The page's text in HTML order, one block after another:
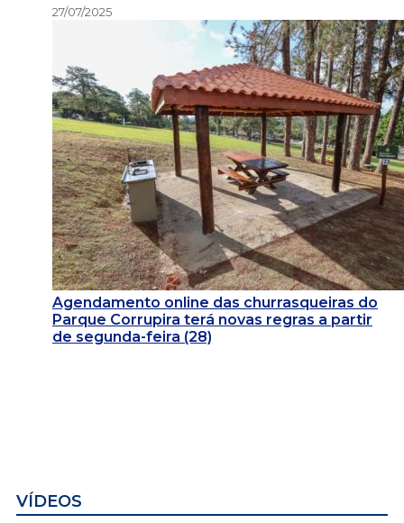
27/07/2025
Agendamento online das churrasqueiras do
Parque Corrupira terá novas regras a partir
de segunda-feira (28)
VÍDEOS